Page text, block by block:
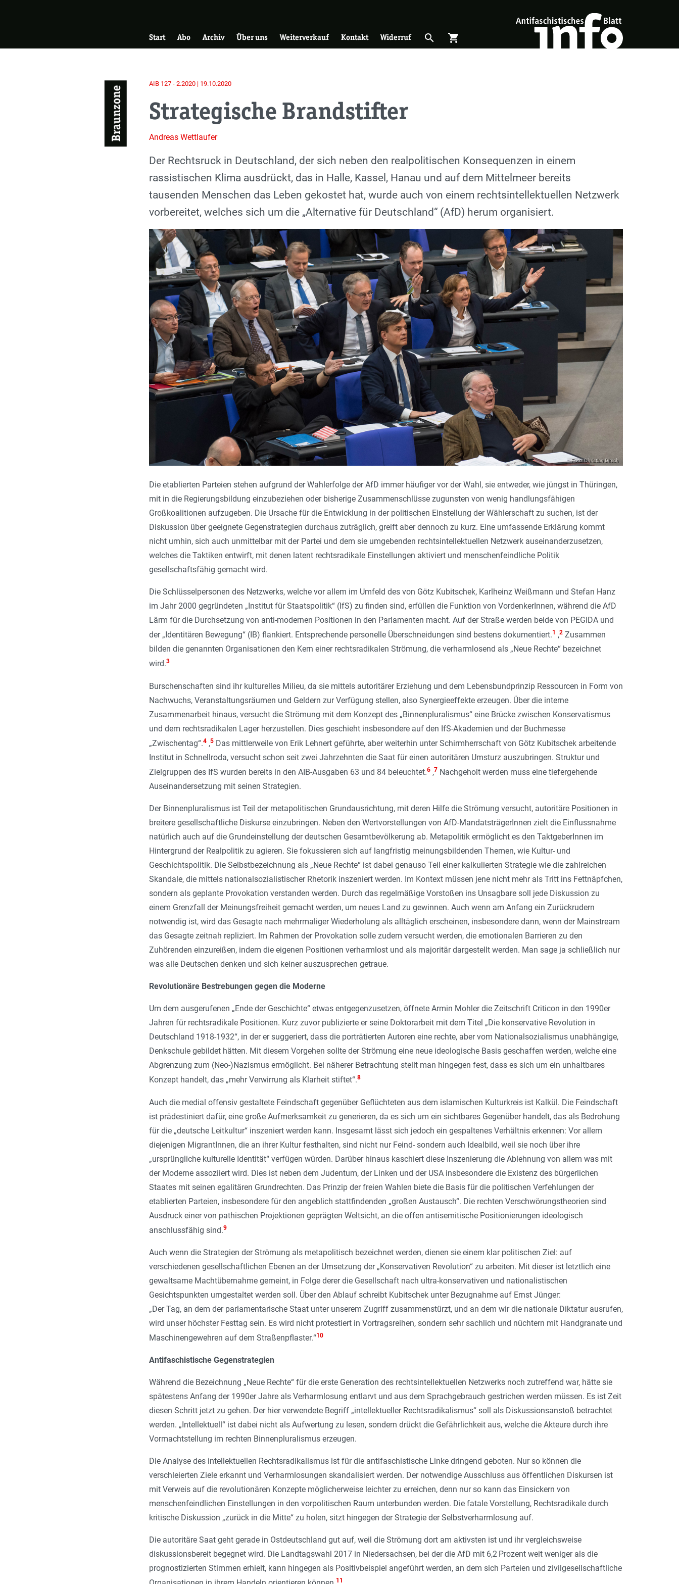
Hauptnavigation
Start Abo Archiv Über uns Weiterverkauf Kontakt Widerruf Suche öffnen
search Warenkorb öffnen
shopping_cart
Braunzone
AIB 127 - 2.2020 | 19.10.2020
Strategische Brandstifter
Andreas Wettlaufer
Einleitung
Der Rechtsruck in Deutschland, der sich neben den realpolitischen Konsequenzen in einem
rassistischen Klima ausdrückt, das in Halle, Kassel, Hanau und auf dem Mittelmeer bereits
tausenden Menschen das Leben gekostet hat, wurde auch von einem rechtsintellektuellen Netzwerk
vorbereitet, welches sich um die „Alternative für Deutschland“ (AfD) herum organisiert.
Foto: Christian Ditsch
Die etablierten Parteien stehen aufgrund der Wahlerfolge der AfD immer häufiger vor der Wahl, sie entweder, wie jüngst in Thüringen,
mit in die Regierungsbildung einzubeziehen oder bisherige Zusammenschlüsse zugunsten von wenig handlungsfähigen
Großkoalitionen aufzugeben. Die Ursache für die Entwicklung in der politischen Einstellung der Wählerschaft zu suchen, ist der
Diskussion über geeignete Gegenstrategien durchaus zuträglich, greift aber dennoch zu kurz. Eine umfassende Erklärung kommt
nicht umhin, sich auch unmittelbar mit der Partei und dem sie umgebenden rechtsintellektuellen Netzwerk auseinanderzusetzen,
welches die Taktiken entwirft, mit denen latent rechtsradikale Einstellungen aktiviert und menschenfeindliche Politik
gesellschaftsfähig gemacht wird.
Die Schlüsselpersonen des Netzwerks, welche vor allem im Umfeld des von Götz Kubitschek, Karlheinz Weißmann und Stefan Hanz
im Jahr 2000 gegründeten „Institut für Staatspolitik“ (IfS) zu finden sind, erfüllen die Funktion von VordenkerInnen, während die AfD
Lärm für die Durchsetzung von anti-modernen Positionen in den Parlamenten macht. Auf der Straße werden beide von PEGIDA und
der „Identitären Bewegung“ (IB) flankiert. Entsprechende personelle Überschneidungen sind bestens dokumentiert.1 ,2 Zusammen
bilden die genannten Organisationen den Kern einer rechtsradikalen Strömung, die verharmlosend als „Neue Rechte“ bezeichnet
wird.3
Burschenschaften sind ihr kulturelles Milieu, da sie mittels autoritärer Erziehung und dem Lebensbundprinzip Ressourcen in Form von
Nachwuchs, Veranstaltungsräumen und Geldern zur Verfügung stellen, also Synergieeffekte erzeugen. Über die interne
Zusammenarbeit hinaus, versucht die Strömung mit dem Konzept des „Binnenpluralismus“ eine Brücke zwischen Konservatismus
und dem rechtsradikalen Lager herzustellen. Dies geschieht insbesondere auf den IfS-Akademien und der Buchmesse
„Zwischentag“.4 ,5 Das mittlerweile von Erik Lehnert geführte, aber weiterhin unter Schirmherrschaft von Götz Kubitschek arbeitende
Institut in Schnellroda, versucht schon seit zwei Jahrzehnten die Saat für einen autoritären Umsturz auszubringen. Struktur und
Zielgruppen des IfS wurden bereits in den AIB-Ausgaben 63 und 84 beleuchtet.6 ,7 Nachgeholt werden muss eine tiefergehende
Auseinandersetzung mit seinen Strategien.
Der Binnenpluralismus ist Teil der meta­politischen Grundausrichtung, mit deren Hilfe die Strömung versucht, autoritäre Positionen in
breitere gesellschaftliche Diskurse einzubringen. Neben den Wertvorstellungen von AfD-MandatsträgerInnen zielt die Einflussnahme
natürlich auch auf die Grundeinstellung der deutschen Gesamtbevölkerung ab. Metapolitik ermöglicht es den TaktgeberInnen im
Hintergrund der Realpolitik zu agieren. Sie fokussieren sich auf langfristig meinungsbildenden Themen, wie Kultur- und
Geschichtspolitik. Die Selbstbezeichnung als „Neue Rechte“ ist dabei genauso Teil einer kalkulierten Strategie wie die zahlreichen
Skandale, die mittels nationalsozialistischer Rhetorik inszeniert werden. Im Kontext müssen jene nicht mehr als Tritt ins Fettnäpfchen,
sondern als geplante Provokation verstanden werden. Durch das regelmäßige Vorstoßen ins Unsagbare soll jede Diskussion zu
einem Grenzfall der Meinungsfreiheit gemacht werden, um neues Land zu gewinnen. Auch wenn am Anfang ein Zurückrudern
notwendig ist, wird das Gesagte nach mehrmaliger Wiederholung als alltäglich erscheinen, insbesondere dann, wenn der Mainstream
das Gesagte zeitnah repliziert. Im Rahmen der Provokation solle zudem versucht werden, die emotionalen Barrieren zu den
Zuhörenden einzureißen, indem die eigenen Positionen verharmlost und als majoritär dargestellt werden. Man sage ja schließlich nur
was alle Deutschen denken und sich keiner auszusprechen getraue.
Revolutionäre Bestrebungen gegen die Moderne
Um dem ausgerufenen „Ende der Ge­schichte“ etwas entgegenzusetzen, öffnete Armin Mohler die Zeitschrift Criticon in den 1990er
Jahren für rechtsradikale Positionen. Kurz zuvor publizierte er seine Doktorarbeit mit dem Titel „Die konservative Revolution in
Deutschland 1918-1932“, in der er suggeriert, dass die porträtierten Autoren eine rechte, aber vom Nationalsozialismus unabhängige,
Denkschule gebildet hätten. Mit diesem Vorgehen sollte der Strömung eine neue ideologische Basis geschaffen werden, welche eine
Abgrenzung zum (Neo-)Nazismus ermöglicht. Bei näherer Betrachtung stellt man hingegen fest, dass es sich um ein unhaltbares
Konzept handelt, das „mehr Verwirrung als Klarheit stiftet“.8
Auch die medial offensiv gestaltete Feindschaft gegenüber Geflüchtete­n­­ aus dem islamischen Kulturkreis ist Kalkül. Die Feindschaft
ist prädestiniert dafür, eine große Aufmerksamkeit zu generieren, da es sich um ein sichtbares Gegenüber handelt, das als Bedrohung
für die „deutsche Leitkultur“ inszeniert werden kann. Insgesamt lässt sich jedoch ein gespaltenes Verhältnis erkennen: Vor allem
diejenigen MigrantInnen, die an ihrer Kultur festhalten, sind nicht nur Feind- sondern auch Idealbild, weil sie noch über ihre
„ursprüngliche kulturelle Identität“ verfügen würden. Darüber hinaus kaschiert diese Inszenierung die Ablehnung von allem was mit
der Moderne assoziiert wird. Dies ist neben dem Judentum, der Linken und der USA insbesondere die Existenz des bürgerlichen
Staates mit seinen egalitären Grundrechten. Das Prinzip der freien Wahlen biete die Basis für die politischen Verfehlungen der
etablierten Parteien, insbesondere für den angeblich stattfindenden „großen Austausch“. Die rechten Verschwörungstheorien sind
Ausdruck einer von pathischen Projektionen geprägten Weltsicht, an die offen antisemitische Positionierungen ideologisch
anschlussfähig sind.9
Auch wenn die Strategien der Strömung als metapolitisch bezeichnet werden, dienen sie einem klar politischen Ziel: auf
verschiedenen gesellschaftlichen Ebenen an der Umsetzung der „Konservativen Revolution“ zu arbeiten. Mit dieser ist letztlich eine
gewaltsame Machtübernahme gemeint, in Folge derer die Gesellschaft nach ultra-konservativen und nationalistischen
Gesichtspunkten umgestaltet werden soll. Über den Ablauf schreibt Kubitschek unter Bezugnahme auf Ernst Jünger:
„Der Tag, an dem der parlamentarische Staat unter unserem Zugriff zusammenstürzt, und an dem wir die nationale Diktatur ausrufen,
wird unser höchster Festtag sein. Es wird nicht protestiert in Vortragsreihen, sondern sehr sachlich und nüchtern mit Handgranate und
Maschinengewehren auf dem Straßenpflaster.“10
Antifaschistische Gegenstrategien
Während die Bezeichnung „Neue Rechte“ für die erste Generation des rechtsintellektuellen Netzwerks noch zutreffend war, hätte sie
spätestens Anfang der 1990er Jahre als Verharmlosung entlarvt und aus dem Sprachgebrauch gestrichen werden müssen. Es ist Zeit
diesen Schritt jetzt zu gehen. Der hier verwendete Begriff „intellektueller Rechtsradikalismus“ soll als Diskussionsanstoß betrachtet
werden. „Intellektuell“ ist dabei nicht als Aufwertung zu lesen, sondern drückt die Gefährlichkeit aus, welche die Akteure durch ihre
Vormachtstellung im rechten Binnenpluralismus erzeugen.
Die Analyse des intellektuellen Rechtsradikalismus ist für die antifaschistische Linke dringend geboten. Nur so können die
verschleierten Ziele erkannt und Verharmlosungen skandalisiert werden. Der notwendige Ausschluss aus öffentlichen Diskursen ist
mit Verweis auf die revolutionären Konzepte möglicherweise leichter zu erreichen, denn nur so kann das Einsickern von
menschenfeindlichen Einstellungen in den vorpolitischen Raum unterbunden werden. Die fatale Vorstellung, Rechtsradikale durch
kritische Diskussion „zurück in die Mitte“ zu holen, sitzt hingegen der Strategie der Selbstverharmlosung auf.
Die autoritäre Saat geht gerade in Ostdeutschland gut auf, weil die Strömung dort am aktivsten ist und ihr vergleichsweise
diskussionsbereit begegnet wird. Die Landtagswahl 2017 in Niedersachsen, bei der die AfD mit 6,2 Prozent weit weniger als die
prognostizierten Stimmen erhielt, kann hingegen als Positivbeispiel angeführt werden, an dem sich Parteien und zivilgesellschaftliche
11